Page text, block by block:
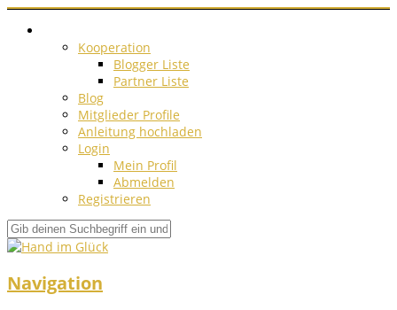
Kooperation
Blogger Liste
Partner Liste
Blog
Mitglieder Profile
Anleitung hochladen
Login
Mein Profil
Abmelden
Registrieren
Navigation